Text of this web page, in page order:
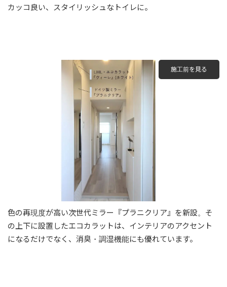
カッコ良い、スタイリッシュなトイレに。
施工前を見る
色の再現度が高い次世代ミラー『プラニクリア』を新設。そ
の上下に設置したエコカラットは、インテリアのアクセント
になるだけでなく、消臭・調湿機能にも優れています。